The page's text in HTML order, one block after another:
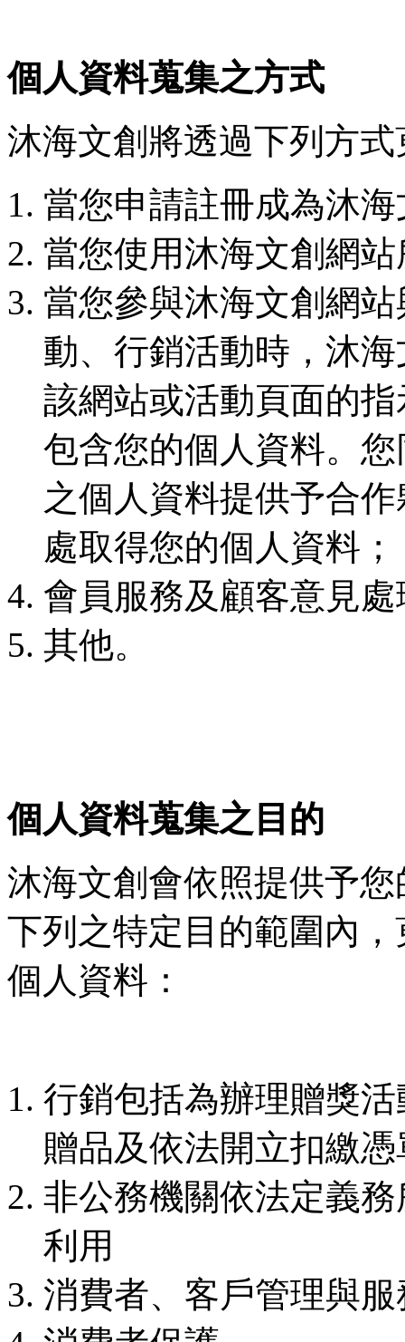
個人資料蒐集之方式
沐海文創將透過下列方
當您申請註冊成為沐
當您使用沐海文創網
當您參與沐海文創網
動、行銷活動時，沐
該網站或活動頁面的
包含您的個人資料。
之個人資料提供予合
處取得您的個人資料；
會員服務及顧客意見處
其他。
個人資料蒐集之目的
沐海文創會依照提供予
下列之特定目的範圍內
個人資料：
行銷包括為辦理贈獎
贈品及依法開立扣繳憑
非公務機關依法定義
利用
消費者、客戶管理與